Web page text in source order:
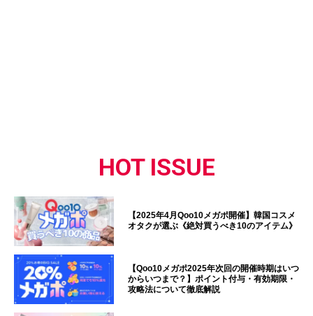
HOT ISSUE
【2025年4月Qoo10メガポ開催】韓国コスメ
オタクが選ぶ《絶対買うべき10のアイテム》
【Qoo10メガポ2025年次回の開催時期はいつ
からいつまで？】ポイント付与・有効期限・
攻略法について徹底解説